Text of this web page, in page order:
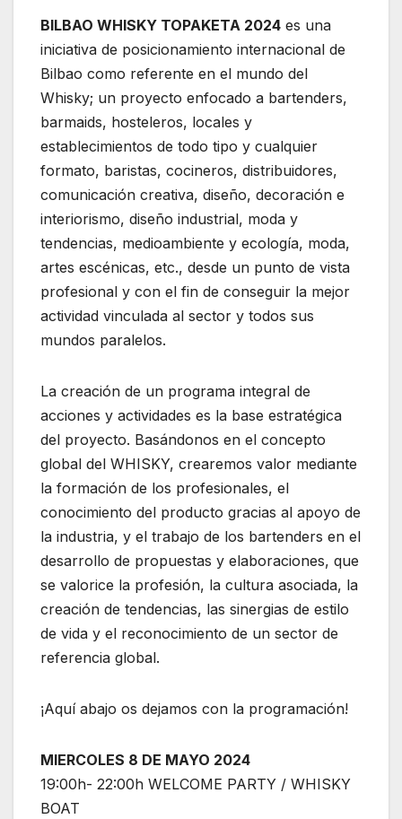
BILBAO WHISKY TOPAKETA 2024 es una
iniciativa de posicionamiento internacional de
Bilbao como referente en el mundo del
Whisky; un proyecto enfocado a bartenders,
barmaids, hosteleros, locales y
establecimientos de todo tipo y cualquier
formato, baristas, cocineros, distribuidores,
comunicación creativa, diseño, decoración e
interiorismo, diseño industrial, moda y
tendencias, medioambiente y ecología, moda,
artes escénicas, etc., desde un punto de vista
profesional y con el fin de conseguir la mejor
actividad vinculada al sector y todos sus
mundos paralelos.
La creación de un programa integral de
acciones y actividades es la base estratégica
del proyecto. Basándonos en el concepto
global del WHISKY, crearemos valor mediante
la formación de los profesionales, el
conocimiento del producto gracias al apoyo de
la industria, y el trabajo de los bartenders en el
desarrollo de propuestas y elaboraciones, que
se valorice la profesión, la cultura asociada, la
creación de tendencias, las sinergias de estilo
de vida y el reconocimiento de un sector de
referencia global.
¡Aquí abajo os dejamos con la programación!
MIERCOLES 8 DE MAYO 2024
19:00h- 22:00h WELCOME PARTY / WHISKY
BOAT